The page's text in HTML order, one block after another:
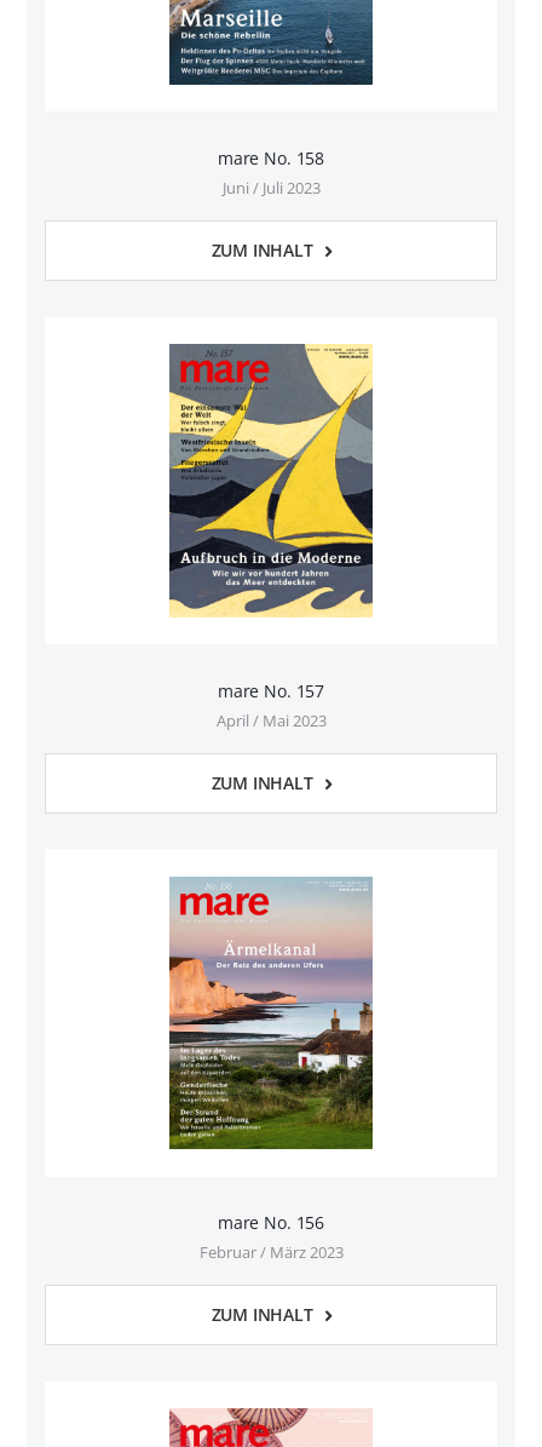
mare No. 158
Juni / Juli 2023
ZUM INHALT
mare No. 157
April / Mai 2023
ZUM INHALT
mare No. 156
Februar / März 2023
ZUM INHALT